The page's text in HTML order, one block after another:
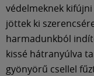
védelmeknek
jöttek ki
harmadunkból
kissé hátranyúlva
gyönyörű csellel